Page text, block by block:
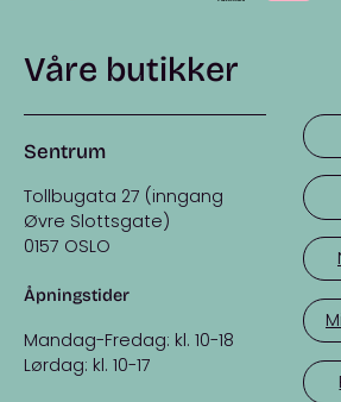
Våre butikker
Sentrum
Tollbugata 27 (inngang
Øvre Slottsgate)
0157 OSLO
Åpningstider
Mandag-Fredag: kl. 10-18
Lørdag: kl. 10-17